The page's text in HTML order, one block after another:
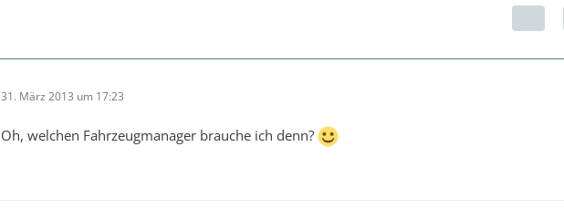
31. März 2013 um 17:23
Oh, welchen Fahrzeugmanager brauche ich denn?